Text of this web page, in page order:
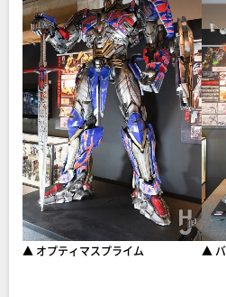
▲ オプティマスプライム ▲ バ